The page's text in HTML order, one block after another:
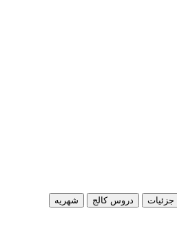
جزئیات دروس کالج
شهریه